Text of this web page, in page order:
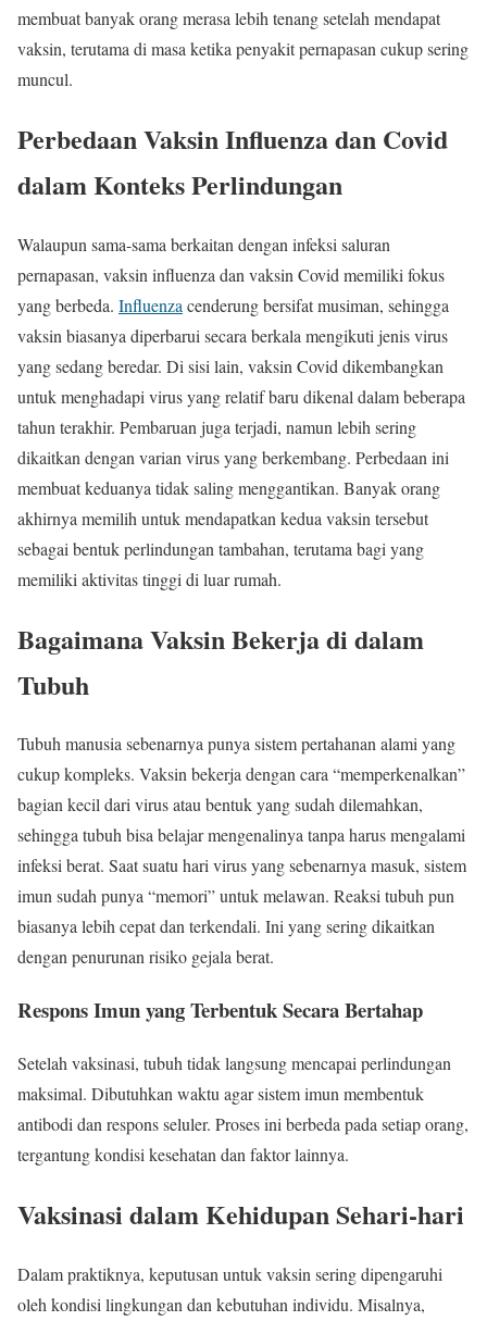
membuat banyak orang merasa lebih tenang setelah mendapat
vaksin, terutama di masa ketika penyakit pernapasan cukup sering
muncul.
Perbedaan Vaksin Influenza dan Covid
dalam Konteks Perlindungan
Walaupun sama-sama berkaitan dengan infeksi saluran
pernapasan, vaksin influenza dan vaksin Covid memiliki fokus
yang berbeda. Influenza cenderung bersifat musiman, sehingga
vaksin biasanya diperbarui secara berkala mengikuti jenis virus
yang sedang beredar. Di sisi lain, vaksin Covid dikembangkan
untuk menghadapi virus yang relatif baru dikenal dalam beberapa
tahun terakhir. Pembaruan juga terjadi, namun lebih sering
dikaitkan dengan varian virus yang berkembang. Perbedaan ini
membuat keduanya tidak saling menggantikan. Banyak orang
akhirnya memilih untuk mendapatkan kedua vaksin tersebut
sebagai bentuk perlindungan tambahan, terutama bagi yang
memiliki aktivitas tinggi di luar rumah.
Bagaimana Vaksin Bekerja di dalam
Tubuh
Tubuh manusia sebenarnya punya sistem pertahanan alami yang
cukup kompleks. Vaksin bekerja dengan cara “memperkenalkan”
bagian kecil dari virus atau bentuk yang sudah dilemahkan,
sehingga tubuh bisa belajar mengenalinya tanpa harus mengalami
infeksi berat. Saat suatu hari virus yang sebenarnya masuk, sistem
imun sudah punya “memori” untuk melawan. Reaksi tubuh pun
biasanya lebih cepat dan terkendali. Ini yang sering dikaitkan
dengan penurunan risiko gejala berat.
Respons Imun yang Terbentuk Secara Bertahap
Setelah vaksinasi, tubuh tidak langsung mencapai perlindungan
maksimal. Dibutuhkan waktu agar sistem imun membentuk
antibodi dan respons seluler. Proses ini berbeda pada setiap orang,
tergantung kondisi kesehatan dan faktor lainnya.
Vaksinasi dalam Kehidupan Sehari-hari
Dalam praktiknya, keputusan untuk vaksin sering dipengaruhi
oleh kondisi lingkungan dan kebutuhan individu. Misalnya,